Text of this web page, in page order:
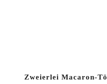
Zweierlei Macaron-